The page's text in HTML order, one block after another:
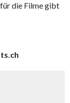
die Filme gibt